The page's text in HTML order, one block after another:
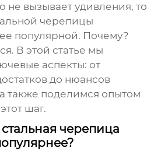
не вызывает удивления, то
черепицы
популярной. Почему?
В этой статье мы
аспекты: от
до нюансов
также поделимся опытом
шаг.
черепица